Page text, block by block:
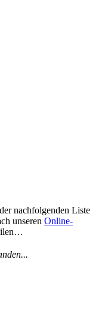
nachfolgenden Liste
unseren Online-